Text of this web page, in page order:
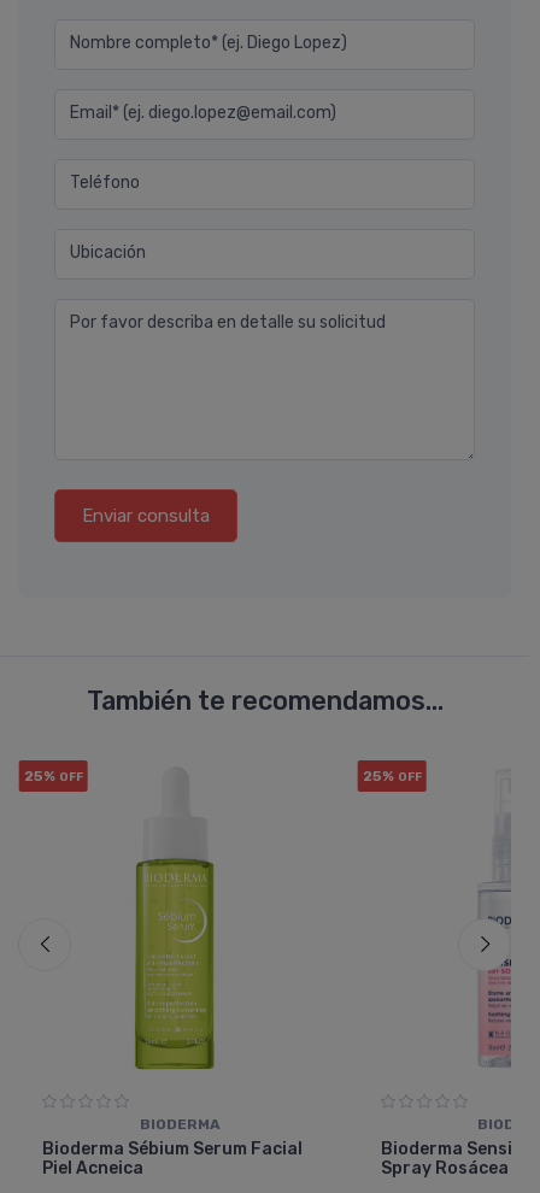
Nombre completo* (ej. Diego Lopez)
Email* (ej. diego.lopez@email.com)
Teléfono
Ubicación
Por favor describa en detalle su solicitud
Enviar consulta
También te recomendamos...
25% OFF
BIODERMA
Bioderma Sébium Serum Facial
Piel Acneica
25% OFF
Bioderma
Spray Rosácea